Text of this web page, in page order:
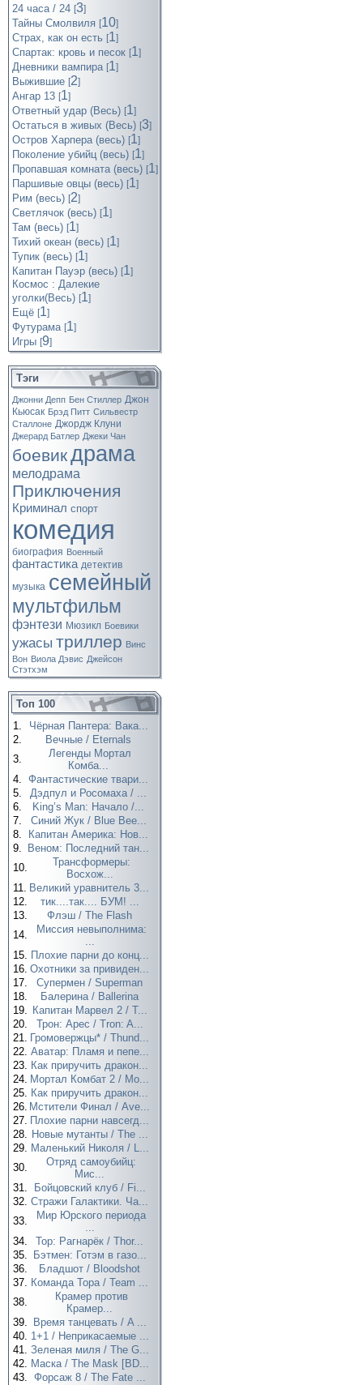
24 часа / 24 [3]
Тайны Смолвиля [10]
Страх, как он есть [1]
Спартак: кровь и песок [1]
Дневники вампира [1]
Выжившие [2]
Ангар 13 [1]
Ответный удар (Весь) [1]
Остаться в живых (Весь) [3]
Остров Харпера (весь) [1]
Поколение убийц (весь) [1]
Пропавшая комната (весь) [1]
Паршивые овцы (весь) [1]
Рим (весь) [2]
Светлячок (весь) [1]
Там (весь) [1]
Тихий океан (весь) [1]
Тупик (весь) [1]
Капитан Пауэр (весь) [1]
Космос : Далекие
уголки(Весь) [1]
Ещё [1]
Футурама [1]
Игры [9]
Тэги
Джонни Депп Бен Стиллер Джон
Кьюсак Брэд Питт Сильвестр
Сталлоне Джордж Клуни
Джерард Батлер Джеки Чан
боевикдрама
мелодрама
Приключения
Криминал спорт
комедия
биография Военный
фантастика детектив
музыка семейный
мультфильм
фэнтези Мюзикл Боевики
ужасы триллер Винс
Вон Виола Дэвис Джейсон
Стэтхэм
Топ 100
1.
Чёрная Пантера: Вака...
2.
Вечные / Eternals
3.
Легенды Мортал
Комба...
4. Фантастические твари...
5.
Дэдпул и Росомаха / ...
6.
King’s Man: Начало /...
7.
Синий Жук / Blue Bee...
8.
Капитан Америка: Нов...
9.
Веном: Последний тан...
10.
Трансформеры:
Восхож...
11. Великий уравнитель 3...
12.
тик....так.... БУМ! ...
13.
Флэш / The Flash
14.
Миссия невыполнима:
...
15. Плохие парни до конц...
16. Охотники за привиден...
17.
Супермен / Superman
18.
Балерина / Ballerina
19. Капитан Марвел 2 / T...
20.
Трон: Арес / Tron: A...
21. Громовержцы* / Thund...
22. Аватар: Пламя и пепе...
23. Как приручить дракон...
24. Мортал Комбат 2 / Mo...
25. Как приручить дракон...
26. Мстители Финал / Ave...
27. Плохие парни навсегд...
28. Новые мутанты / The ...
29. Маленький Николя / L...
30.
Отряд самоубийц:
Мис...
31.
Бойцовский клуб / Fi...
32. Стражи Галактики. Ча...
33.
Мир Юрского периода
...
34.
Тор: Рагнарёк / Thor...
35.
Бэтмен: Готэм в газо...
36.
Бладшот / Bloodshot
37. Команда Тора / Team ...
38.
Крамер против
Крамер...
39.
Время танцевать / A ...
40. 1+1 / Неприкасаемые ...
41. Зеленая миля / The G...
42. Маска / The Mask [BD...
43. Форсаж 8 / The Fate ...